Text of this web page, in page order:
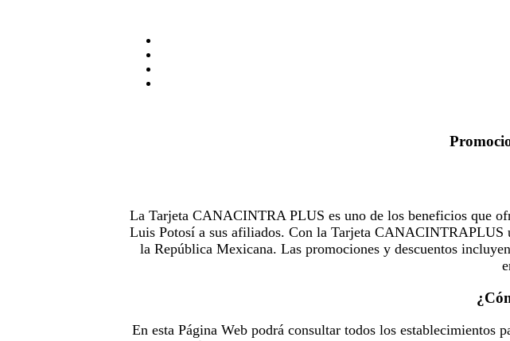
La Tarjeta CANACINTRA PLUS es uno de los beneficios que
Luis Potosí a sus afiliados. Con la Tarjeta CANACINTRAPLUS
la República Mexicana. Las promociones y descuentos
En esta Página Web podrá consultar todos los